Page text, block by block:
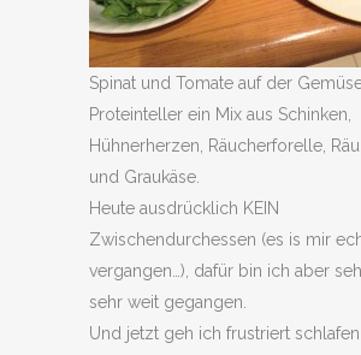
Spinat und Tomate auf der
Proteinteller ein Mix aus Schinken,
Hühnerherzen, Räucherforelle,
und Graukäse.
Heute ausdrücklich KEIN
Zwischendurchessen (es is mir
vergangen…), dafür bin ich aber
sehr weit gegangen.
Und jetzt geh ich frustriert